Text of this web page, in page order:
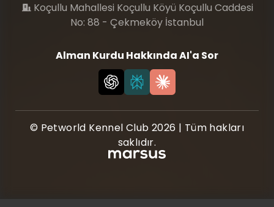
Koçullu Mahallesi Koçullu Köyü Koçullu Caddesi
No: 88 - Çekmeköy İstanbul
Alman Kurdu Hakkında AI'a Sor
© Petworld Kennel Club 2026 | Tüm hakları
saklıdır.